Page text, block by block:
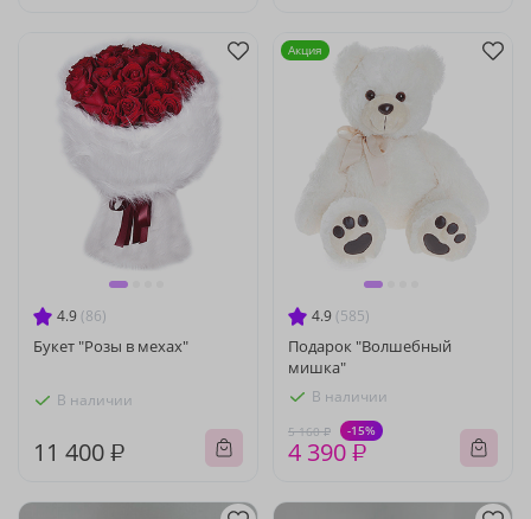
4.9 (86)
Букет "Розы в мехах"
В наличии
11 400 ₽
4.9 (585)
Подарок "Волшебный
мишка"
В наличии
5 160 ₽ -15%
4 390 ₽
Акция